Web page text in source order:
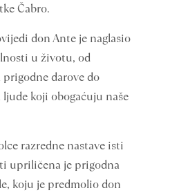
Čabro.
don Ante je naglasio
u životu, od
darove do
koji obogaćuju naše
razredne nastave isti
upriličena je prigodna
koju je predmolio don